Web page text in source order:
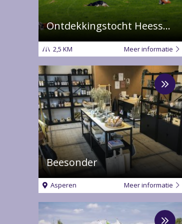
Ontdekkingstocht Heesseltsche Uiterwaarden
2,5 KM Meer informatie
Beesonder
Asperen Meer informatie
Meer
over
Beesonder
Meer
over